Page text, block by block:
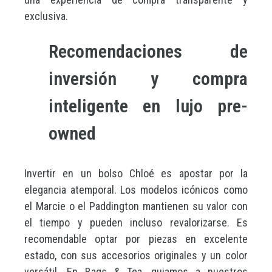
exclusiva.
Recomendaciones de
inversión y compra
inteligente en lujo pre-
owned
Invertir en un bolso Chloé es apostar por la
elegancia atemporal. Los modelos icónicos como
el Marcie o el Paddington mantienen su valor con
el tiempo y pueden incluso revalorizarse. Es
recomendable optar por piezas en excelente
estado, con sus accesorios originales y un color